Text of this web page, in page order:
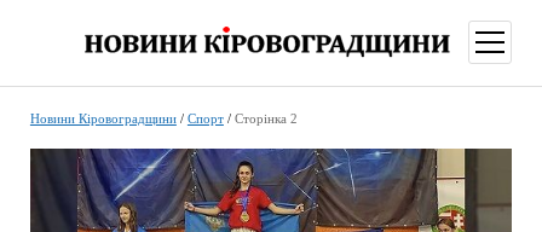
меню
Новини Кіровоградщини/ Спорт/ Сторінка 2